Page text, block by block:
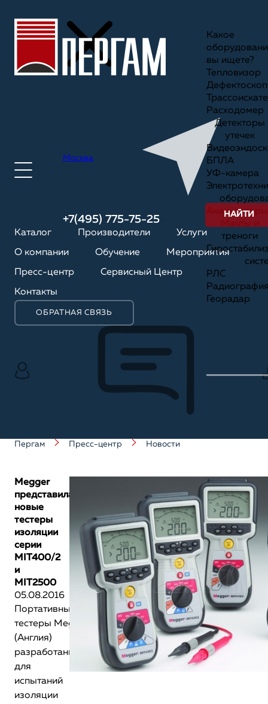
Москва
+7(495) 775-75-25
Каталог Производители Услуги
О компании Обучение Мероприятия
Пресс-центр Сервисный Центр
Контакты
ОБРАТНАЯ СВЯЗЬ
Какое
вы ищете?
Тепловизор
Дефектоскоп
Расходомер
Детекторы
утечек
БПЛА
УФ-камера
Анализаторы
треноги
РЛС
Георадар
НАЙТИ
Пергам Пресс-центр Новости
Megger
представила
новые
тестеры
изоляции
серии
MIT400/2
и
MIT2500
05.08.2016
Портативные
тестеры Megger
(Англия)
разработаны
для
испытаний
изоляции